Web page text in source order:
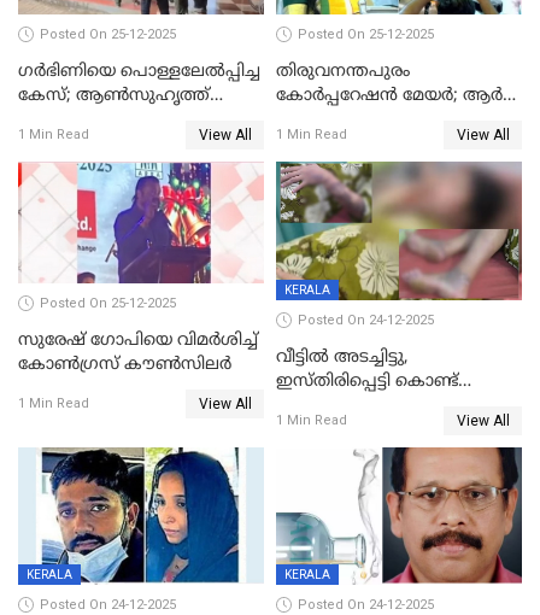
Posted On 25-12-2025
ഗര്‍ഭിണിയെ പൊള്ളലേല്‍പ്പിച്ച
കേസ്; ആണ്‍സുഹൃത്ത്
1 Min Read View All
Posted On 25-12-2025
തിരുവനന്തപുരം
കോര്‍പ്പറേഷന്‍ മേയർ; ആര്‍
1 Min Read View All
Posted On 25-12-2025
സുരേഷ് ഗോപിയെ വിമര്‍ശിച്ച്
കോണ്‍ഗ്രസ് കൗണ്‍സിലര്‍
1 Min Read View All
KERALA
Posted On 24-12-2025
വീട്ടിൽ അടച്ചിട്ടു,
ഇസ്തിരിപ്പെട്ടി കൊണ്ട്
ഗർഭിണിയായ യുവതിക്ക് ക്രൂര
1 Min Read View All
KERALA
Posted On 24-12-2025
KERALA
Posted On 24-12-2025